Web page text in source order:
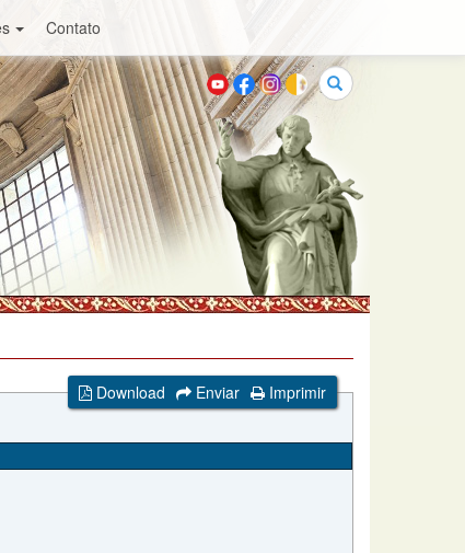
Contato
Buscar
Download Enviar
Imprimir